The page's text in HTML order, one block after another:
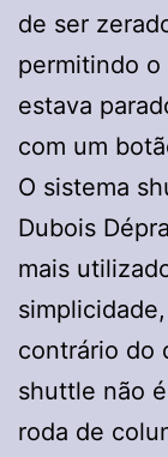
de ser
permitindo
estava
com um
O sistema
Dubois
mais
contrário do
shuttle não
roda de